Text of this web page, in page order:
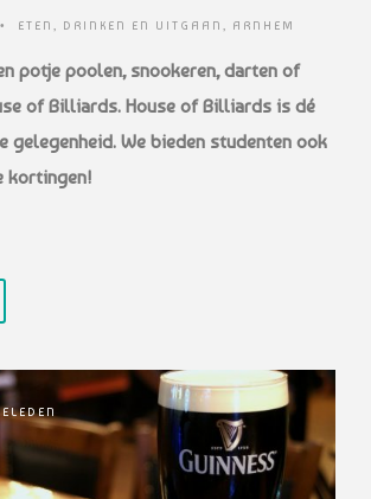
• ETEN, DRINKEN EN UITGAAN , ARNHEM
potje poolen, snookeren, darten of
of Billiards. House of Billiards is dé
gelegenheid. We bieden studenten ook
kortingen!